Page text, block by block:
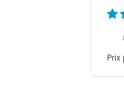
Prix